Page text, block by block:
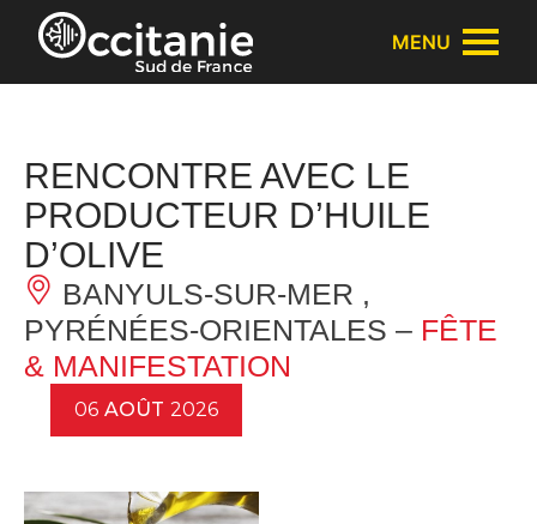
Panneau de gestion des cookies
MENU
RENCONTRE AVEC LE
PRODUCTEUR D’HUILE
D’OLIVE
BANYULS-SUR-MER ,
PYRÉNÉES-ORIENTALES – FÊTE
& MANIFESTATION
06 AOÛT 2026